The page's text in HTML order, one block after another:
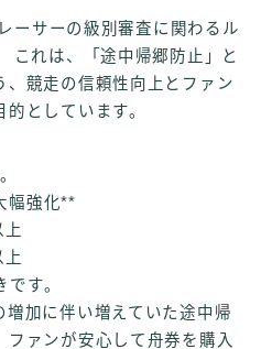
ーサーの級別審査に関わるル
これは、「途中帰郷防止」と
、競走の信頼性向上とファン
としています。
幅強化**
す。
増加に伴い増えていた途中帰
ァンが安心して舟券を購入